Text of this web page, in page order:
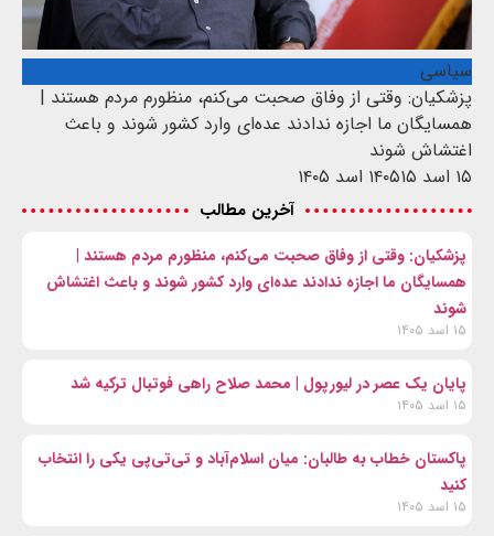
سیاسی
پزشکیان: وقتی از وفاق صحبت می‌کنم، منظورم مردم هستند |
همسایگان ما اجازه ندادند عده‌ای وارد کشور شوند و باعث
اغتشاش شوند
۱۵ اسد ۱۴۰۵
۱۵ اسد ۱۴۰۵
آخرین مطالب
پزشکیان: وقتی از وفاق صحبت می‌کنم، منظورم مردم هستند |
همسایگان ما اجازه ندادند عده‌ای وارد کشور شوند و باعث اغتشاش
شوند
۱۵ اسد ۱۴۰۵
پایان یک عصر در لیورپول | محمد صلاح راهی فوتبال ترکیه شد
۱۵ اسد ۱۴۰۵
پاکستان خطاب به طالبان: میان اسلام‌آباد و تی‌تی‌پی یکی را انتخاب
کنید
۱۵ اسد ۱۴۰۵